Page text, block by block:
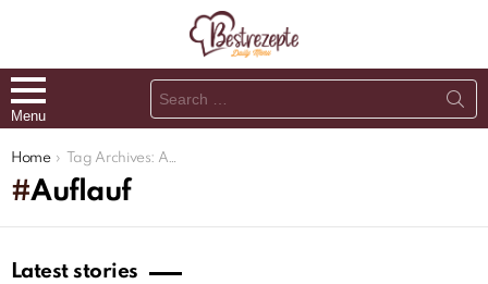
Menu
Search
for:
You are here:
Home Tag Archives: Auflauf
Auflauf
Latest stories